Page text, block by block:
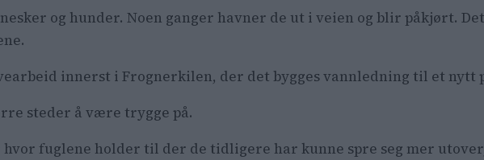
og hunder. Noen ganger havner de ut i veien og blir påkjørt.
innerst i Frognerkilen, der det bygges vannledning til et nytt
steder å være trygge på.
hvor fuglene holder til der de tidligere har kunne spre seg mer